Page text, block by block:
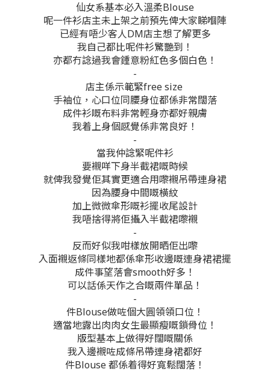
仙女系基本必入溫柔Blouse
呢一件衫店主未上架之前預先俾大家睇嗰陣
已經有唔少客人DM店主想了解更多
我自己都比呢件衫驚艷到！
亦都冇諗過我會鍾意粉紅色多個白色！
-
店主係示範緊free size
手袖位，心口位同腰身位都係非常闊落
成件衫嘅布料非常輕身亦都好親膚
我着上身個感覺係非常良好！
-
當我仲諗緊呢件衫
要襯咩下身半截裙嘅時候
就俾我發覺佢其實更適合用嚟襯吊帶連身裙
因為腰身中間嘅橫紋
加上微微傘形嘅衫擺收尾設計
我唔捨得將佢攝入半截裙嚟襯
-
反而好似我咁樣放開晒佢出嚟
入面襯返條同樣地都係傘形收邊嘅連身裙裙擺
成件事望落會smooth好多！
可以話係天作之合嘅兩件單品！
-
件Blouse做咗個大圓領領口位！
適當地露出肉肉女生最顯瘦嘅鎖骨位！
版型基本上做得好闊嘅關係
我入邊襯咗成條吊帶連身裙都好
件Blouse 都係着得好寬鬆闊落！